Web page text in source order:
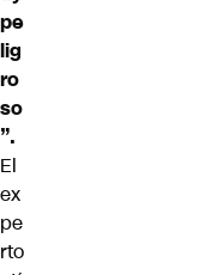
pe
lig
ro
so
”.
El
ex
pe
rto